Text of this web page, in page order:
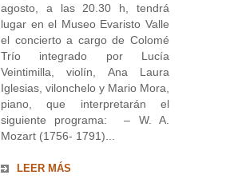
agosto, a las 20.30 h, tendrá
lugar en el Museo Evaristo Valle
el concierto a cargo de Colomé
Trío integrado por Lucía
Veintimilla, violín, Ana Laura
Iglesias, vilonchelo y Mario Mora,
piano, que interpretarán el
siguiente programa: – W. A.
Mozart (1756- 1791)...
LEER MÁS